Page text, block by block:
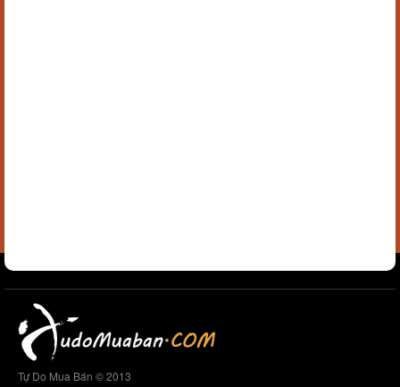
Tự Do Mua Bán © 2013